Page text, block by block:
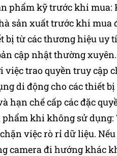
phẩm kỹ trước khi mua:
sản xuất trước khi
bị từ các thương hiệu uy
cập nhật thường xuyên.
trao quyền truy cập
di động cho các thiết
hạn chế cấp các đặc
phẩm khi không sử
việc rò rỉ dữ liệu.
camera đi hướng khác